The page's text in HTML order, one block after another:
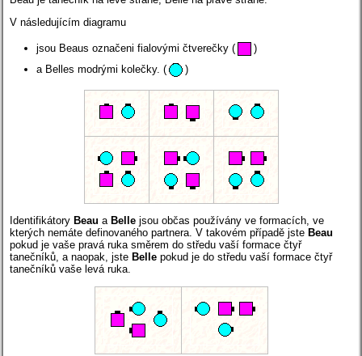
V následujícím diagramu
jsou Beaus označeni fialovými čtverečky (
)
a Belles modrými kolečky. ( )
Identifikátory Beau a Belle jsou občas používány ve formacích, ve
kterých nemáte definovaného partnera. V takovém případě jste Beau
pokud je vaše pravá ruka směrem do středu vaší formace čtyř
tanečníků, a naopak, jste Belle pokud je do středu vaší formace čtyř
tanečníků vaše levá ruka.